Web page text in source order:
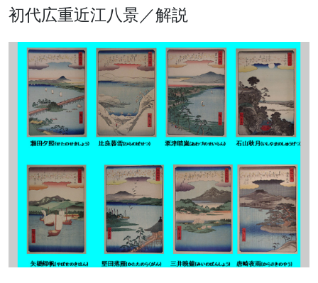
初代広重近江八景／解説